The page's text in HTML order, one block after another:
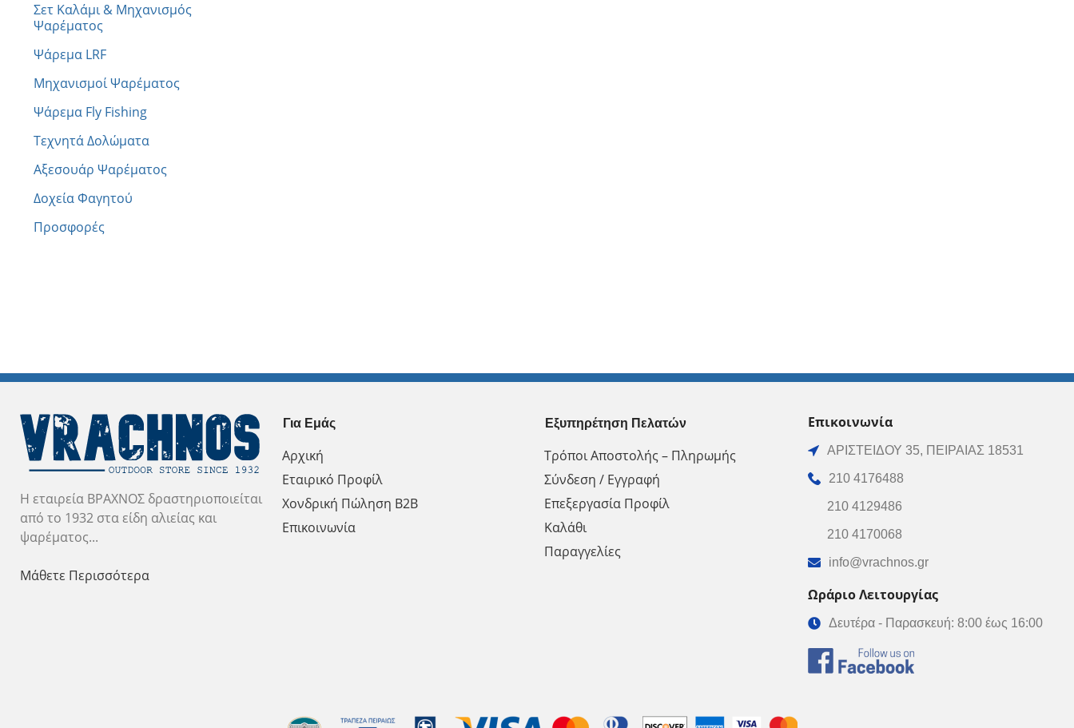
Σετ Καλάμι & Μηχανισμός
Ψαρέματος
Ψάρεμα LRF
Μηχανισμοί Ψαρέματος
Ψάρεμα Fly Fishing
Τεχνητά Δολώματα
Αξεσουάρ Ψαρέματος
Δοχεία Φαγητού
Προσφορές
Η εταιρεία ΒΡΑΧΝΟΣ δραστηριοποιείται
από το 1932 στα είδη αλιείας και
ψαρέματος...
Μάθετε Περισσότερα
Για Εμάς
Αρχική
Εταιρικό Προφίλ
Χονδρική Πώληση Β2Β
Επικοινωνία
Εξυπηρέτηση Πελατών
Τρόποι Αποστολής – Πληρωμής
Σύνδεση / Εγγραφή
Επεξεργασία Προφίλ
Καλάθι
Παραγγελίες
Επικοινωνία
ΑΡΙΣΤΕΙΔΟΥ 35, ΠΕΙΡΑΙΑΣ 18531
210 4176488
210 4129486
210 4170068
info@vrachnos.gr
Ωράριο Λειτουργίας
Δευτέρα - Παρασκευή: 8:00 έως 16:00